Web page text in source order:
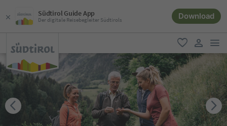
Südtirol Guide App
Der digitale Reisebegleiter Südtirols Download
favorit
user link